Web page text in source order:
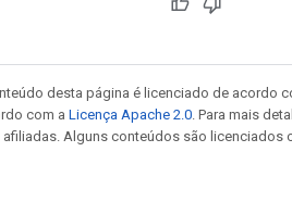
desta página é licenciado de acordo
com a Licença Apache 2.0 . Para mais
Alguns conteúdos são licenciados